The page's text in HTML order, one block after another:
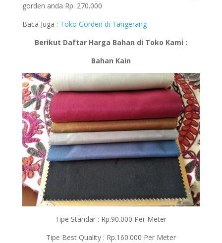
gorden anda Rp. 270.000
Baca Juga : Toko Gorden di Tangerang
Berikut Daftar Harga Bahan di Toko Kami :
Bahan Kain
Tipe Standar : Rp.90.000 Per Meter
Tipe Best Quality : Rp.160.000 Per Meter